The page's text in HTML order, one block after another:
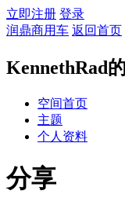
立即注册 登录
润鼎商用车 返回首页
KennethRad
空间首页
主题
个人资料
分享